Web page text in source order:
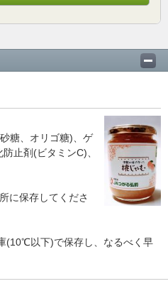
糖、オリゴ糖)、ゲ
止剤(ビタミンC)、
に保存してくださ
(10℃以下)で保存し、なるべく早